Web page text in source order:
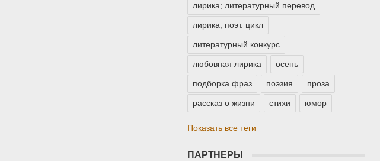
лирика; литературный перевод
лирика; поэт. цикл
литературный конкурс
любовная лирика осень
подборка фраз поэзия проза
рассказ о жизни стихи юмор
Показать все теги
ПАРТНЕРЫ